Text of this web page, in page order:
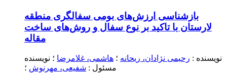
بازشناسی ارزش‌های بومی سفالگری منطقه
لارستان با تاکید بر نوع سفال و روش‌های ساخت
مقاله
نویسنده : رحیمی نژادان، ریحانه ؛ هاشمی، غلامرضا ؛ نویسنده
مسئول : شفیعی، مهرنوش ؛